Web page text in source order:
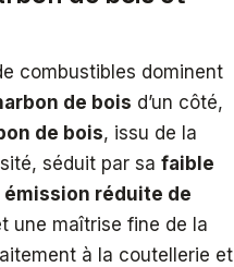
combustibles dominent
de bois d’un côté,
de bois, issu de la
séduit par sa faible
émission réduite de
une maîtrise fine de la
à la coutellerie et